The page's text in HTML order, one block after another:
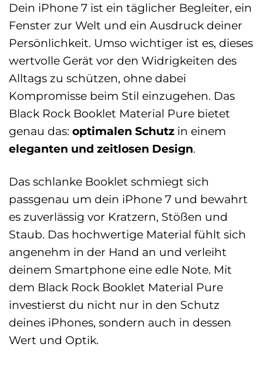
Dein iPhone 7 ist ein täglicher Begleiter, ein
Fenster zur Welt und ein Ausdruck deiner
Persönlichkeit. Umso wichtiger ist es, dieses
wertvolle Gerät vor den Widrigkeiten des
Alltags zu schützen, ohne dabei
Kompromisse beim Stil einzugehen. Das
Black Rock Booklet Material Pure bietet
genau das: optimalen Schutz in einem
eleganten und zeitlosen Design.
Das schlanke Booklet schmiegt sich
passgenau um dein iPhone 7 und bewahrt
es zuverlässig vor Kratzern, Stößen und
Staub. Das hochwertige Material fühlt sich
angenehm in der Hand an und verleiht
deinem Smartphone eine edle Note. Mit
dem Black Rock Booklet Material Pure
investierst du nicht nur in den Schutz
deines iPhones, sondern auch in dessen
Wert und Optik.